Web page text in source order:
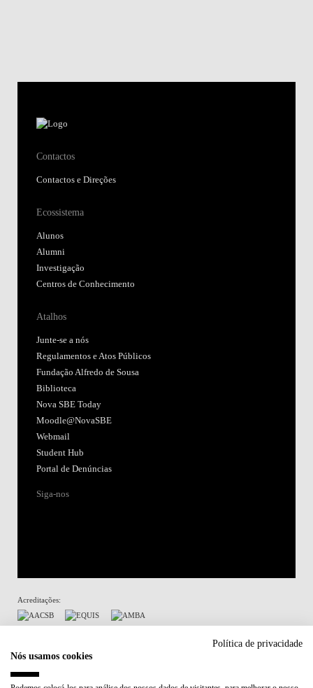
Contactos
Contactos e Direções
Ecossistema
Alunos
Alumni
Investigação
Centros de Conhecimento
Atalhos
Junte-se a nós
Regulamentos e Atos Públicos
Fundação Alfredo de Sousa
Biblioteca
Nova SBE Today
Moodle@NovaSBE
Webmail
Student Hub
Portal de Denúncias
Siga-nos
Acreditações:
Participa em:
Política de privacidade
Nós usamos cookies